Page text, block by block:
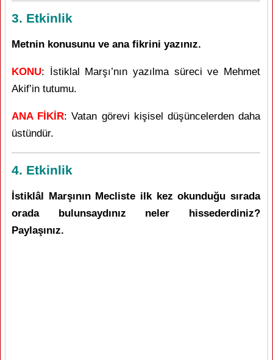
3. Etkinlik
Metnin konusunu ve ana fikrini yazınız.
KONU: İstiklal Marşı’nın yazılma süreci ve Mehmet
Akif’in tutumu.
ANA FİKİR: Vatan görevi kişisel düşüncelerden daha
üstündür.
4. Etkinlik
İstiklâl Marşının Mecliste ilk kez okunduğu sırada
orada bulunsaydınız neler hissederdiniz?
Paylaşınız.